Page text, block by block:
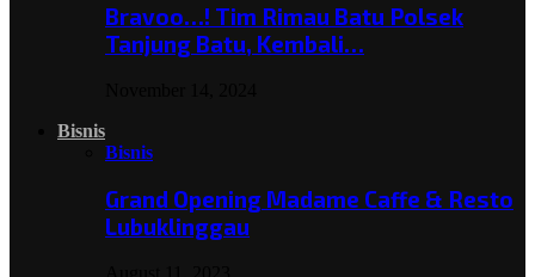
Bravoo…! Tim Rimau Batu Polsek
Tanjung Batu, Kembali…
Bisnis
Bisnis
Grand Opening Madame Caffe & Resto
Lubuklinggau